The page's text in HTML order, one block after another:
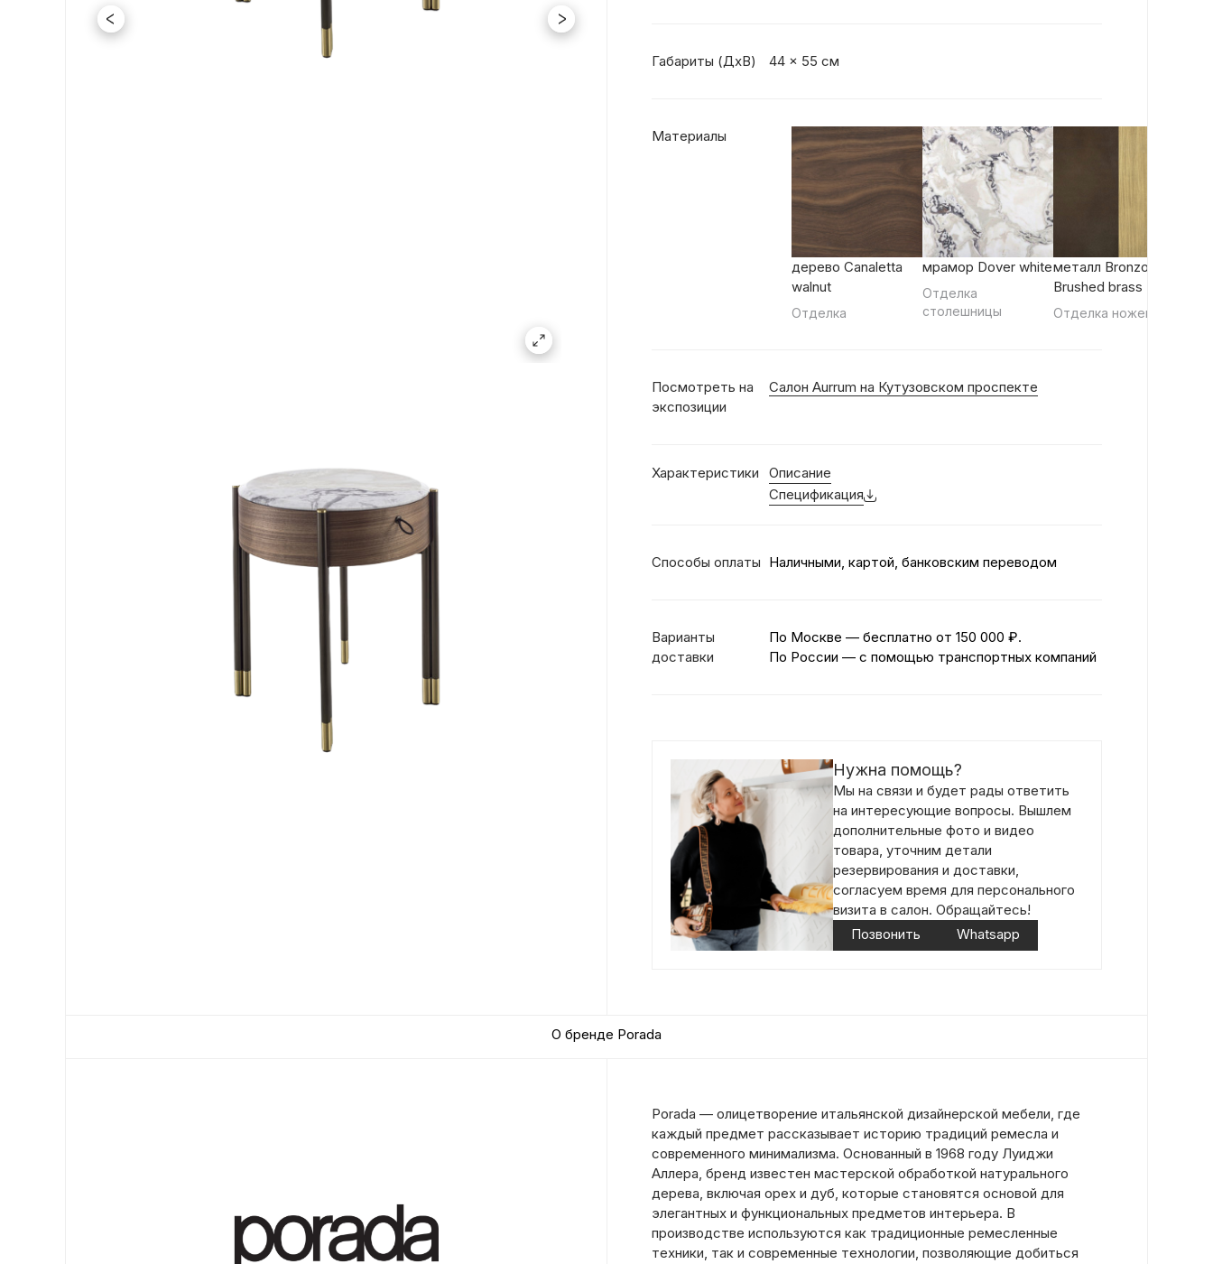
Габариты (ДхВ) 44 x 55 см
Материалы
дерево Canaletta
walnut
Отделка
мрамор Dover white
Отделка
столешницы
металл Bronzoro,
Brushed brass
Отделка ножек
Посмотреть на
экспозиции
Салон Aurrum на Кутузовском проспекте
Характеристики
Описание
Спецификация
Способы оплаты Наличными, картой, банковским переводом
Варианты
доставки
По Москве — бесплатно от 150 000 ₽.
По России — с помощью транспортных компаний
Нужна помощь?
Мы на связи и будет рады ответить
на интересующие вопросы. Вышлем
дополнительные фото и видео
товара, уточним детали
резервирования и доставки,
согласуем время для персонального
визита в салон. Обращайтесь!
Позвонить
Whatsapp
О бренде Porada
Porada — олицетворение итальянской дизайнерской мебели, где
каждый предмет рассказывает историю традиций ремесла и
современного минимализма. Основанный в 1968 году Луиджи
Аллера, бренд известен мастерской обработкой натурального
дерева, включая орех и дуб, которые становятся основой для
элегантных и функциональных предметов интерьера. В
производстве используются как традиционные ремесленные
техники, так и современные технологии, позволяющие добиться